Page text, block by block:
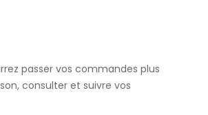
passer vos commandes plus
consulter et suivre vos